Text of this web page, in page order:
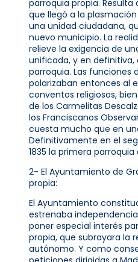
parroquia propia.
que llegó a la
una unidad ciudadana,
nuevo municipio. La
relieve la exigencia de
unificada, y en
parroquia. Las funciones
polarizaban entonces al
conventos religiosos,
de los Carmelitas
los Franciscanos
cuesta mucho que en
Definitivamente en el
1835 la primera parroquia
2- El Ayuntamiento de
propia:
El Ayuntamiento
estrenaba
poner especial interés
propia, que subrayara la
autónomo. Y como